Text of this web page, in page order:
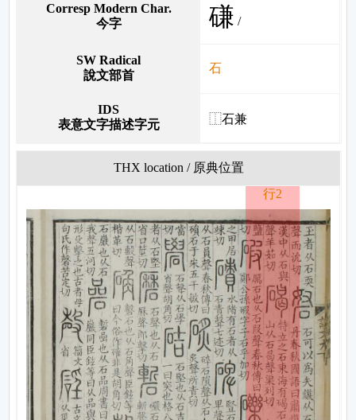
Corresp Modern Char.
今字
磏 /
SW Radical
說文部首
石
IDS
表意文字描述字元
⿰石兼
THX location / 原典位置
行2